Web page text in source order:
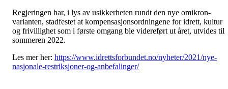
Regjeringen har, i lys av usikkerheten rundt den nye omikron-
varianten, stadfestet at kompensasjonsordningene for idrett, kultur
og frivillighet som i første omgang ble videreført ut året, utvides til
sommeren 2022.
Les mer her: https://www.idrettsforbundet.no/nyheter/2021/nye-
nasjonale-restriksjoner-og-anbefalinger/